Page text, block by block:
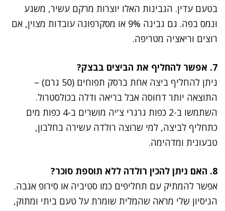
בטעם עדין. הגבינות האלו יוצרות מרקם עשיר, משגע
ונמס בפה. גם גבינה 9% או מסקרפונה עובדות מצוין, אם
רוצים וריאציה מטריפה.
7. אפשר להחליף את הביצים בבצק?
ניתן להחליף ביצה אחת ברסק תפוחים (50 גרם) –
התוצאה יותר דחוסה אבל בריאה ודלה בכולסטרול.
השתמשו ב-2 כפות גרגרי צ'יה מושרים ב-4 כפות מים
כתחליף לביצה, למי שרוצה רולדה עשירה בחלבון,
טבעונית ומדהימה.
8. האם ניתן להכין רולדה ללא תוספת סוכר?
אפשר להמתיק עם תחליפים כמו סטיביה או סירופ אגבה.
הניסיון שלי מראה שהמלית שומרת על טעם ביתי ומתוק,